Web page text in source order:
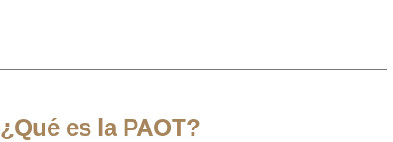
¿Qué es la PAOT?